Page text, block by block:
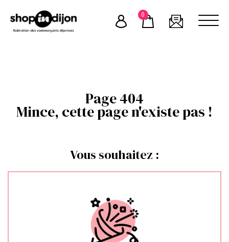
content
0
Page 404
Mince, cette page n'existe pas !
Vous souhaitez :